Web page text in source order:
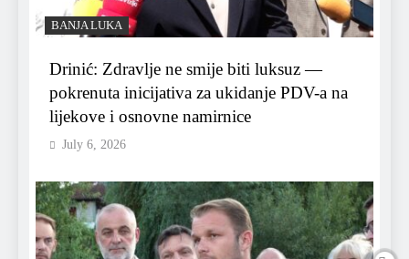
BANJA LUKA
Drinić: Zdravlje ne smije biti luksuz —
pokrenuta inicijativa za ukidanje PDV-a na
lijekove i osnovne namirnice
July 6, 2026